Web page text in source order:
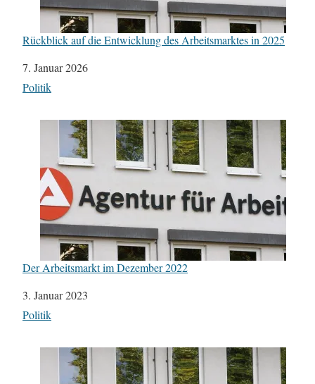
Rückblick auf die Entwicklung des Arbeitsmarktes in 2025
Datum
7. Januar 2026
In Bezug auf
Politik
Der Arbeitsmarkt im Dezember 2022
Datum
3. Januar 2023
In Bezug auf
Politik